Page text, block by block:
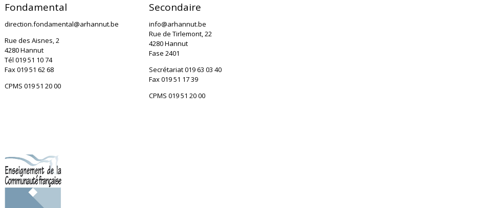
Fondamental
direction.fondamental@arhannut.be
Rue des Aisnes, 2
4280 Hannut
Tél 019 51 10 74
Fax 019 51 62 68
CPMS 019 51 20 00
Secondaire
info@arhannut.be
Rue de Tirlemont, 22
4280 Hannut
Fase 2401
Secrétariat 019 63 03 40
Fax 019 51 17 39
CPMS 019 51 20 00